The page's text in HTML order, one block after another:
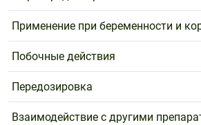
Применение при беременности и
Побочные действия
Передозировка
Взаимодействие с другими